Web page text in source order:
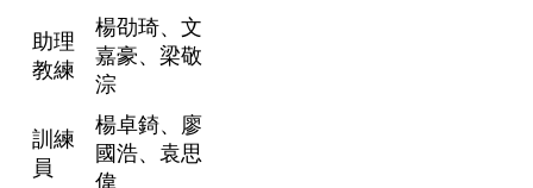
助理
教練
楊劭琦、文
嘉豪、梁敬
淙
訓練
員
楊卓錡、廖
國浩、袁思
偉